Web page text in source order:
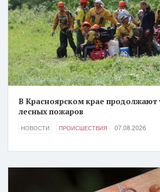
В Красноярском крае продолжают
лесных пожаров
НОВОСТИ ПРОИСШЕСТВИЯ 07.08.2026